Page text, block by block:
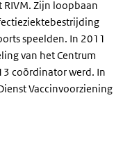
Zijn loopbaan
speelden. In 2011
van het Centrum
coördinator werd. In
Vaccinvoorziening